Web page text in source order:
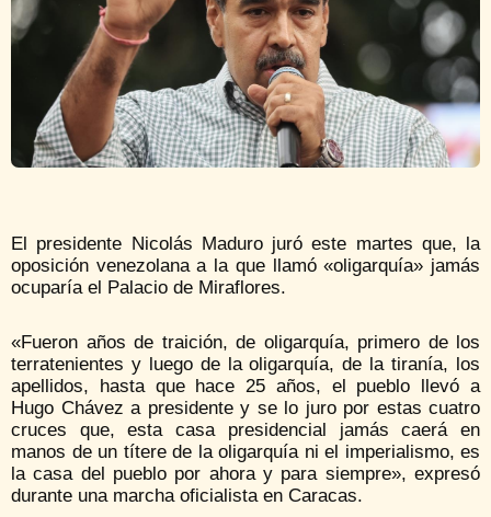
El presidente Nicolás Maduro juró este martes que, la
oposición venezolana a la que llamó «oligarquía» jamás
ocuparía el Palacio de Miraflores.
«Fueron años de traición, de oligarquía, primero de los
terratenientes y luego de la oligarquía, de la tiranía, los
apellidos, hasta que hace 25 años, el pueblo llevó a
Hugo Chávez a presidente y se lo juro por estas cuatro
cruces que, esta casa presidencial jamás caerá en
manos de un títere de la oligarquía ni el imperialismo, es
la casa del pueblo por ahora y para siempre», expresó
durante una marcha oficialista en Caracas.